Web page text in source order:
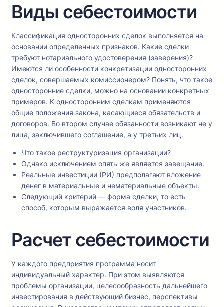
Виды себестоимости
Классификация односторонних сделок выполняется на
основании определенных признаков. Какие сделки
требуют нотариального удостоверения (заверения)?
Имеются ли особенности конкретизации односторонних
сделок, совершаемых комиссионером? Понять, что такое
односторонние сделки, можно на основании конкретных
примеров. К односторонним сделкам применяются
общие положения закона, касающиеся обязательств и
договоров. Во втором случае обязанности возникают не у
лица, заключившего соглашение, а у третьих лиц.
Что такое реструктуризация организации?
Однако исключением опять же является завещание.
Реальные инвестиции (РИ) предполагают вложение
денег в материальные и нематериальные объекты.
Следующий критерий — форма сделки, то есть
способ, которым выражается воля участников.
Расчет себестоимости
У каждого предприятия программа носит
индивидуальный характер. При этом выявляются
проблемы организации, целесообразность дальнейшего
инвестирования в действующий бизнес, перспективы